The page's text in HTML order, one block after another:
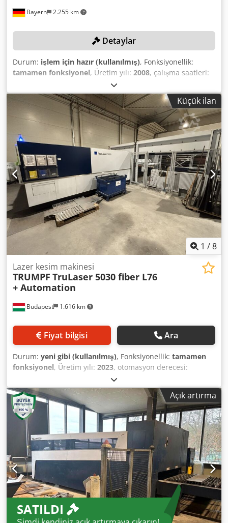
Bayern 2.255 km
Detaylar
Durum: işlem için hazır (kullanılmış), Fonksiyonellik:
tamamen fonksiyonel, Üretim yılı: 2008, çalışma saatleri:
5.000 W, maks. sac kalınlığı çelik:
mm, X ekseni hareket mesafesi:3.000 mm, Y ekseni
hareket mesafesi:1.500 mm, Z ekseni hareket mesafesi:
115 mm
, Fiyata dahil: TruLaser 5030 Classic + LiftMaster
L3030 + TruFlow 5000 TEKNİK DETAYLAR X Ekseni hareket
mesafesi: 3.000 mm Y Ekseni hareket mesafesi: 1.500 mm Z
Ekseni hareket mesafesi: 115 mm Lazer gücü: 5.000 W
Maks. sac kalınlığı (yumuşak çelik): 25 mm Dedey U U
Dmepfx Afgskr Maks. sac kalınlığı (paslanmaz çelik): 20 mm
Maks. sac kalınlığı (alüminyum): 12 mm Maks. iş parçası
ağırlığı: 900 kg MAKİNE DETAYLARI Kontrol tipi: CNC Işın
açılma süresi: 45.815 saat Lazer açılma süresi: 86.475 saat
Boyutlar & Ağırlık Boyutlar (U x G x Y): 11.100 x 4.600 x
2.400 mm Makine ağırlığı: 12.000 kg
Küçük ilan
1 /8
Budapest 1.616 km
Lazer kesim makinesi
TRUMPF TruLaser 5030 fiber L76
+ Automation
Fiyat bilgisi Ara
Durum: yeni gibi (kullanılmış), Fonksiyonellik: tamamen
fonksiyonel, Üretim yılı: 2023, otomasyon derecesi:
, lazer çalışma saati:
konumlandırma hızı:280 m/dak, Donanım:CE işareti, acil
durdurma, duman emişi, emniyet ışık bariyeri, merkezi
yağlama sistemi, soğutma ünitesi, toz emişi, uç
değiştirici, TruLaser 5030 fiber L76 6kW + LiftMaster Linear
+ Anyagbuffer kis tárolórendszer ALAPGÉP: TruLaser 5030
fiber (L76) Gép: • Munkaterület: 3000 × 1500 mm • Dobozos
vázszerkezet • Hosszanti szállítószalag • Mozgatóegység
nagy pontosságú megmunkáláshoz • Híd meghajtás
lineáris közvetlen hajtásokkal kombinálva • Folyamat-hűtő a
géphez és a lézerhez (víz/levegő) • Munkaterület
megvilágítás • Pilot lézer Djdpfjyah Rcsx Afgokr • Permetező
berendezés • Automatikus fúvókatísztítás • Integrált
elektromos szekrények • Integrált szekrény • Zárt
Açık artırma
SATILDI